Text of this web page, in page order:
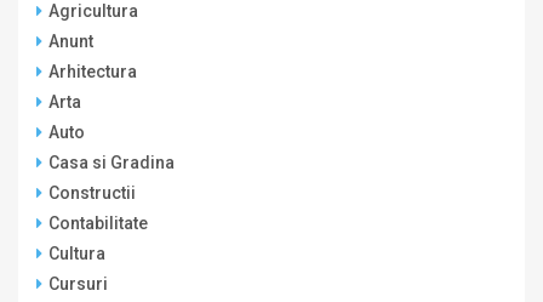
Agricultura
Anunt
Arhitectura
Arta
Auto
Casa si Gradina
Constructii
Contabilitate
Cultura
Cursuri